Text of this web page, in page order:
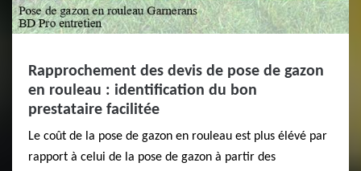
Rapprochement des devis de pose de gazon
en rouleau : identification du bon
prestataire facilitée
Le coût de la pose de gazon en rouleau est plus élévé par
rapport à celui de la pose de gazon à partir des